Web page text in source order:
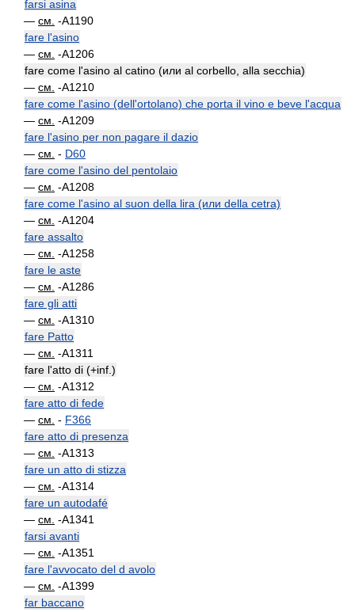
farsi asina
— см. -A1190
fare l'asino
— см. -A1206
fare come l'asino al catino (или al corbello, alla secchia)
— см. -A1210
fare come l'asino (dell'ortolano) che porta il vino e beve l'acqua
— см. -A1209
fare l'asino per non pagare il dazio
— см. - D60
fare come l'asino del pentolaio
— см. -A1208
fare come l'asino al suon della lira (или della cetra)
— см. -A1204
fare assalto
— см. -A1258
fare le aste
— см. -A1286
fare gli atti
— см. -A1310
fare Patto
— см. -A1311
fare l'atto di (+inf.)
— см. -A1312
fare atto di fede
— см. - F366
fare atto di presenza
— см. -A1313
fare un atto di stizza
— см. -A1314
fare un autodafé
— см. -A1341
farsi avanti
— см. -A1351
fare l'avvocato del d avolo
— см. -A1399
far baccano